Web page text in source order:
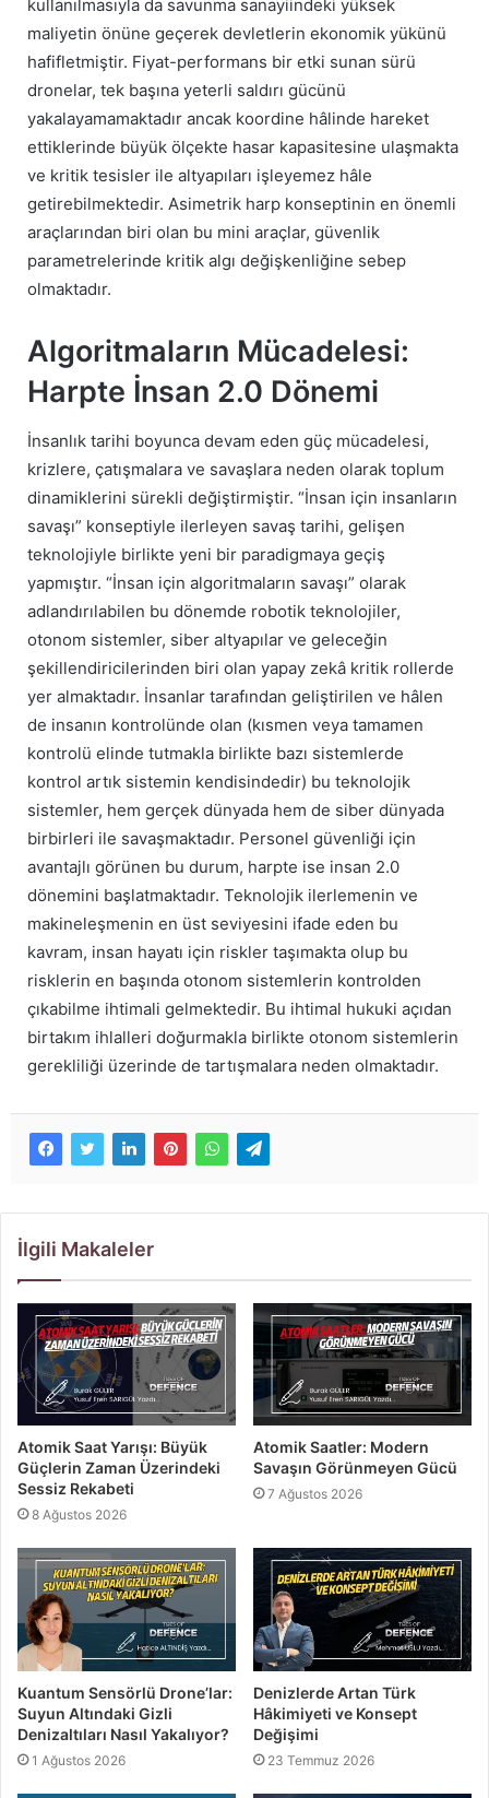
kullanılmasıyla da savunma sanayiindeki yüksek
maliyetin önüne geçerek devletlerin ekonomik yükünü
hafifletmiştir. Fiyat-performans bir etki sunan sürü
dronelar, tek başına yeterli saldırı gücünü
yakalayamamaktadır ancak koordine hâlinde hareket
ettiklerinde büyük ölçekte hasar kapasitesine ulaşmakta
ve kritik tesisler ile altyapıları işleyemez hâle
getirebilmektedir. Asimetrik harp konseptinin en önemli
araçlarından biri olan bu mini araçlar, güvenlik
parametrelerinde kritik algı değişkenliğine sebep
olmaktadır.
Algoritmaların Mücadelesi:
Harpte İnsan 2.0 Dönemi
İnsanlık tarihi boyunca devam eden güç mücadelesi,
krizlere, çatışmalara ve savaşlara neden olarak toplum
dinamiklerini sürekli değiştirmiştir. “İnsan için insanların
savaşı” konseptiyle ilerleyen savaş tarihi, gelişen
teknolojiyle birlikte yeni bir paradigmaya geçiş
yapmıştır. “İnsan için algoritmaların savaşı” olarak
adlandırılabilen bu dönemde robotik teknolojiler,
otonom sistemler, siber altyapılar ve geleceğin
şekillendiricilerinden biri olan yapay zekâ kritik rollerde
yer almaktadır. İnsanlar tarafından geliştirilen ve hâlen
de insanın kontrolünde olan (kısmen veya tamamen
kontrolü elinde tutmakla birlikte bazı sistemlerde
kontrol artık sistemin kendisindedir) bu teknolojik
sistemler, hem gerçek dünyada hem de siber dünyada
birbirleri ile savaşmaktadır. Personel güvenliği için
avantajlı görünen bu durum, harpte ise insan 2.0
dönemini başlatmaktadır. Teknolojik ilerlemenin ve
makineleşmenin en üst seviyesini ifade eden bu
kavram, insan hayatı için riskler taşımakta olup bu
risklerin en başında otonom sistemlerin kontrolden
çıkabilme ihtimali gelmektedir. Bu ihtimal hukuki açıdan
birtakım ihlalleri doğurmakla birlikte otonom sistemlerin
gerekliliği üzerinde de tartışmalara neden olmaktadır.
İlgili Makaleler
Atomik Saat Yarışı: Büyük
Güçlerin Zaman Üzerindeki
Sessiz Rekabeti
8 Ağustos 2026
Atomik Saatler: Modern
Savaşın Görünmeyen Gücü
7 Ağustos 2026
Kuantum Sensörlü Drone’lar:
Suyun Altındaki Gizli
Denizaltıları Nasıl Yakalıyor?
1 Ağustos 2026
Denizlerde Artan Türk
Hâkimiyeti ve Konsept
Değişimi
23 Temmuz 2026